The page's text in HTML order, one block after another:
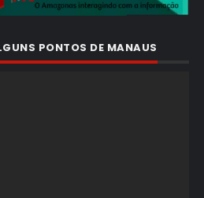
PONTOS DE MANAUS